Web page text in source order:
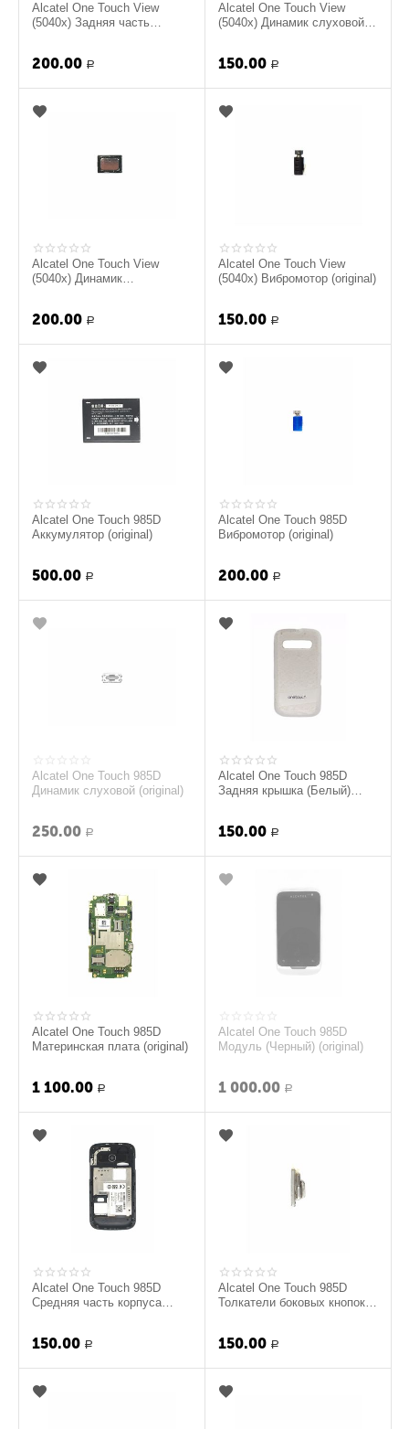
Alcatel One Touch View
(5040x) Задняя часть
200.00 Р
Alcatel One Touch View
(5040x) Динамик слуховой
150.00 Р
Alcatel One Touch View
(5040x) Динамик
200.00 Р
Alcatel One Touch View
(5040x) Вибромотор (original)
150.00 Р
Alcatel One Touch 985D
Аккумулятор (original)
500.00 Р
Alcatel One Touch 985D
Вибромотор (original)
200.00 Р
Alcatel One Touch 985D
Динамик слуховой (original)
250.00 Р
Alcatel One Touch 985D
Задняя крышка (Белый)
150.00 Р
Alcatel One Touch 985D
Материнская плата (original)
1 100.00 Р
Alcatel One Touch 985D
Модуль (Черный) (original)
1 000.00 Р
Alcatel One Touch 985D
Средняя часть корпуса
150.00 Р
Alcatel One Touch 985D
Толкатели боковых кнопок
150.00 Р